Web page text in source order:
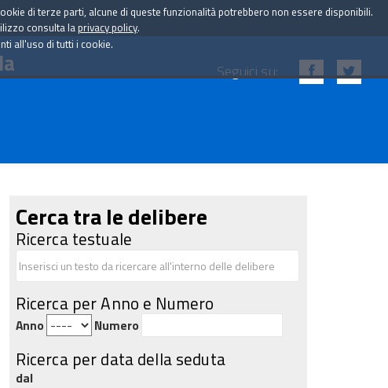
Seguici su:
Cerca tra le delibere
Ricerca testuale
Ricerca per Anno e Numero
Anno Numero
Ricerca per data della seduta
dal
di terze parti, alcune di queste funzionalità potrebbero non essere disponibili.
consulta la privacy policy.
all'uso di tutti i cookie.